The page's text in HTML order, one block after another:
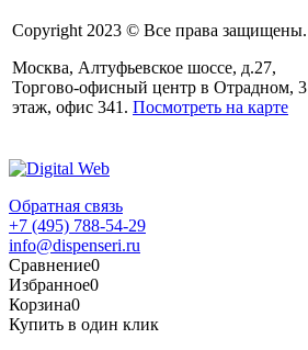
Copyright 2023 © Все права защищены.
Москва, Алтуфьевское шоссе, д.27,
Торгово-офисный центр в Отрадном, 3
этаж, офис 341. Посмотреть на карте
Обратная связь
+7 (495) 788-54-29
info@dispenseri.ru
Сравнение0
Избранное0
Корзина0
Купить в один клик